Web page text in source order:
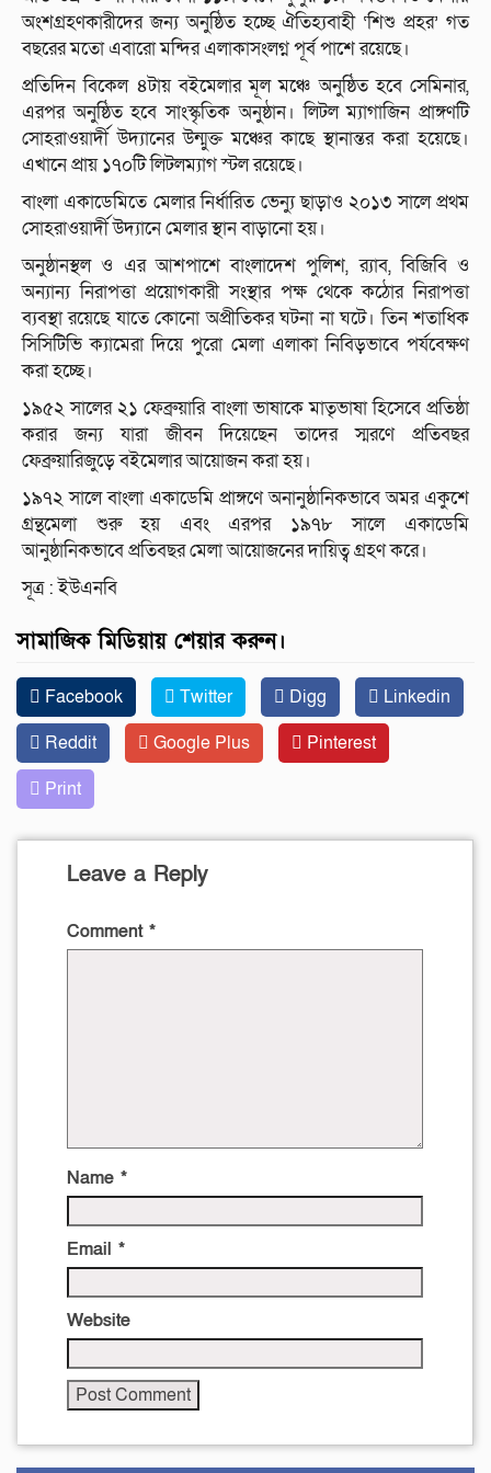
অংশগ্রহণকারীদের জন্য অনুষ্ঠিত হচ্ছে ঐতিহ্যবাহী ‘শিশু প্রহর’ গত
বছরের মতো এবারো মন্দির এলাকাসংলগ্ন পূর্ব পাশে রয়েছে।
প্রতিদিন বিকেল ৪টায় বইমেলার মূল মঞ্চে অনুষ্ঠিত হবে সেমিনার,
এরপর অনুষ্ঠিত হবে সাংস্কৃতিক অনুষ্ঠান। লিটল ম্যাগাজিন প্রাঙ্গণটি
সোহরাওয়ার্দী উদ্যানের উন্মুক্ত মঞ্চের কাছে স্থানান্তর করা হয়েছে।
এখানে প্রায় ১৭০টি লিটলম্যাগ স্টল রয়েছে।
বাংলা একাডেমিতে মেলার নির্ধারিত ভেন্যু ছাড়াও ২০১৩ সালে প্রথম
সোহরাওয়ার্দী উদ্যানে মেলার স্থান বাড়ানো হয়।
অনুষ্ঠানস্থল ও এর আশপাশে বাংলাদেশ পুলিশ, র‌্যাব, বিজিবি ও
অন্যান্য নিরাপত্তা প্রয়োগকারী সংস্থার পক্ষ থেকে কঠোর নিরাপত্তা
ব্যবস্থা রয়েছে যাতে কোনো অপ্রীতিকর ঘটনা না ঘটে। তিন শতাধিক
সিসিটিভি ক্যামেরা দিয়ে পুরো মেলা এলাকা নিবিড়ভাবে পর্যবেক্ষণ
করা হচ্ছে।
১৯৫২ সালের ২১ ফেব্রুয়ারি বাংলা ভাষাকে মাতৃভাষা হিসেবে প্রতিষ্ঠা
করার জন্য যারা জীবন দিয়েছেন তাদের স্মরণে প্রতিবছর
ফেব্রুয়ারিজুড়ে বইমেলার আয়োজন করা হয়।
১৯৭২ সালে বাংলা একাডেমি প্রাঙ্গণে অনানুষ্ঠানিকভাবে অমর একুশে
গ্রন্থমেলা শুরু হয় এবং এরপর ১৯৭৮ সালে একাডেমি
আনুষ্ঠানিকভাবে প্রতিবছর মেলা আয়োজনের দায়িত্ব গ্রহণ করে।
সূত্র : ইউএনবি
সামাজিক মিডিয়ায় শেয়ার করুন।
Facebook Twitter Digg
Linkedin
Reddit
Google Plus
Pinterest
Print
Leave a Reply
Comment *
Name *
Email *
Website